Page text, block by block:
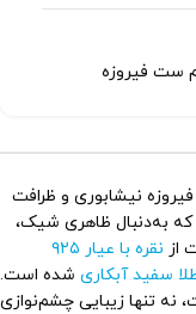
ست فیروزه
سنگ فیروزه نیشابوری و ظرافت
به‌دنبال ظاهری شیک،
از نقره با عیار ۹۲۵
سفید آبکاری شده است.
نه تنها زیبایی چشم‌نوازی